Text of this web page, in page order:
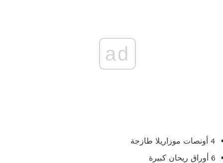
ad
4 أونصات موزاريلا طازجة
6 أوراق ريحان كبيرة